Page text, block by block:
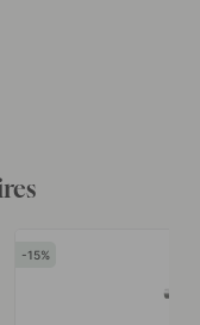
15